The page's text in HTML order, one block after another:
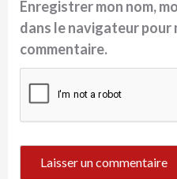
Enregistrer mon nom,
dans le navigateur pour
commentaire.